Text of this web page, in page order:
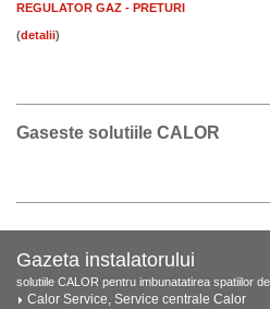
REGULATOR GAZ - PRETURI
( )
Gaseste solutiile CALOR
Gazeta instalatorului
solutiile CALOR pentru imbunatatirea spatiilor
Calor Service, Service centrale Calor